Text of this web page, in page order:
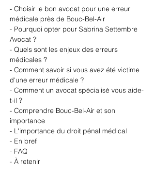
- Choisir le bon avocat pour une erreur
médicale près de Bouc-Bel-Air
- Pourquoi opter pour Sabrina Settembre
Avocat ?
- Quels sont les enjeux des erreurs
médicales ?
- Comment savoir si vous avez été victime
d'une erreur médicale ?
- Comment un avocat spécialisé vous aide-
t-il ?
- Comprendre Bouc-Bel-Air et son
importance
- L'importance du droit pénal médical
- En bref
- FAQ
- À retenir